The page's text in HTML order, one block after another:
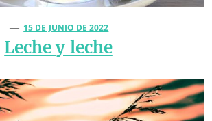
15 DE JUNIO DE 2022
Leche y leche